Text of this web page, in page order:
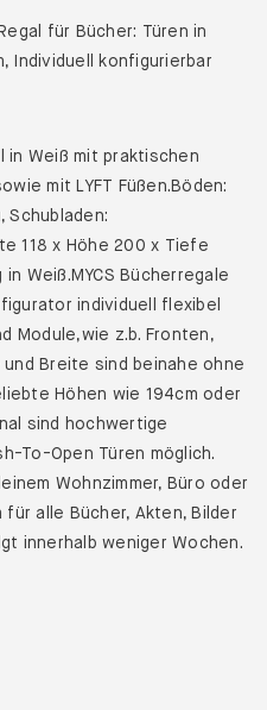
für Bücher: Türen in
Individuell konfigurierbar
in Weiß mit praktischen
mit LYFT Füßen.Böden:
Schubladen:
118 x Höhe 200 x Tiefe
Weiß.MYCS Bücherregale
individuell flexibel
Module,wie z.b. Fronten,
Breite sind beinahe ohne
Höhen wie 194cm oder
sind hochwertige
To-Open Türen möglich.
Wohnzimmer, Büro oder
für alle Bücher, Akten, Bilder
innerhalb weniger Wochen.